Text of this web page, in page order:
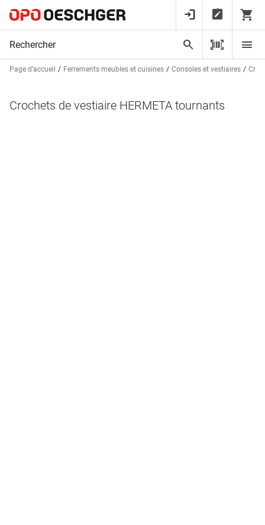
Page d’accueil Ferrements meubles et cuisines Consoles et vestiaires
Crochets de vestiaire HERMETA tournants